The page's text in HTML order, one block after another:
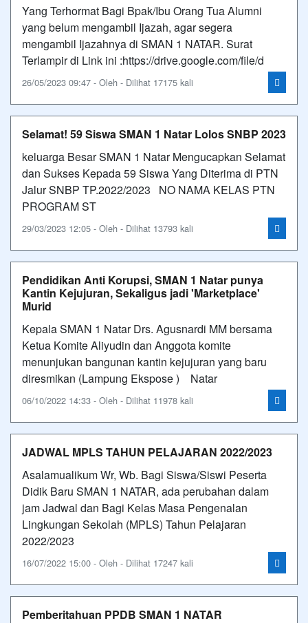
Yang Terhormat Bagi Bpak/Ibu Orang Tua Alumni
yang belum mengambil Ijazah, agar segera
mengambil Ijazahnya di SMAN 1 NATAR. Surat
Terlampir di Link ini :https://drive.google.com/file/d
26/05/2023 09:47 - Oleh - Dilihat 17175 kali
Selamat! 59 Siswa SMAN 1 Natar Lolos SNBP 2023
keluarga Besar SMAN 1 Natar Mengucapkan Selamat
dan Sukses Kepada 59 Siswa Yang Diterima di PTN
Jalur SNBP TP.2022/2023 NO NAMA KELAS PTN
PROGRAM ST
29/03/2023 12:05 - Oleh - Dilihat 13793 kali
Pendidikan Anti Korupsi, SMAN 1 Natar punya
Kantin Kejujuran, Sekaligus jadi 'Marketplace'
Murid
Kepala SMAN 1 Natar Drs. Agusnardi MM bersama
Ketua Komite Aliyudin dan Anggota komite
menunjukan bangunan kantin kejujuran yang baru
diresmikan (Lampung Ekspose ) Natar
06/10/2022 14:33 - Oleh - Dilihat 11978 kali
JADWAL MPLS TAHUN PELAJARAN 2022/2023
Asalamualikum Wr, Wb. Bagi Siswa/Siswi Peserta
Didik Baru SMAN 1 NATAR, ada perubahan dalam
jam Jadwal dan Bagi Kelas Masa Pengenalan
Lingkungan Sekolah (MPLS) Tahun Pelajaran
2022/2023
16/07/2022 15:00 - Oleh - Dilihat 17247 kali
Pemberitahuan PPDB SMAN 1 NATAR